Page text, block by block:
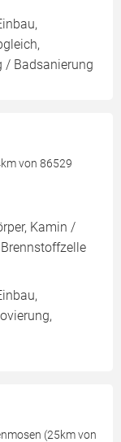
/ Badsanierung
von 86529
Kamin /
(25km von